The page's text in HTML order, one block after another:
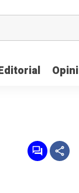
Opini
Opini